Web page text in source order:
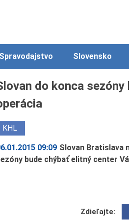
Spravodajstvo Slovensko
do konca
KHL
09:09 Slovan Bratislava
bude chýbať elitný center
Zdieľajte: